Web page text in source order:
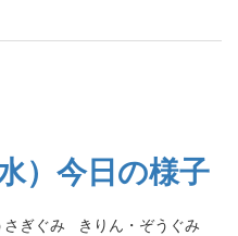
）今日の様子
さぎぐみ きりん・ぞうぐみ